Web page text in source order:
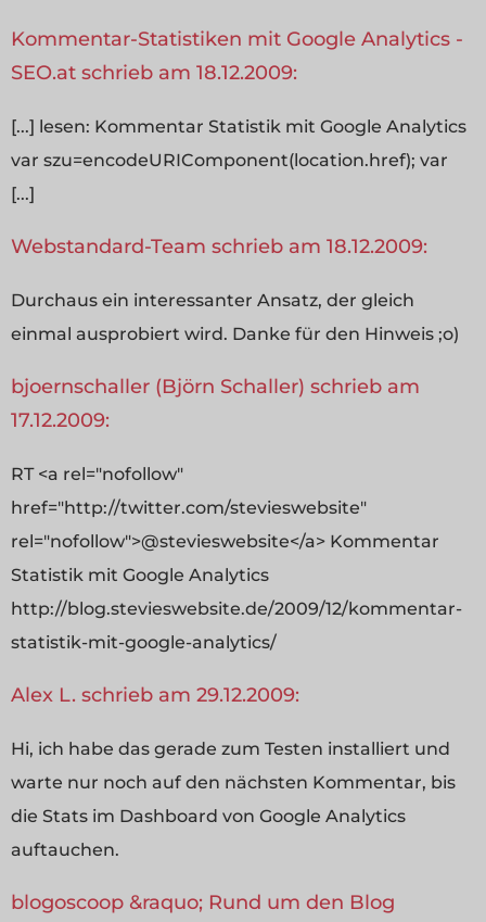
Kommentar-Statistiken mit Google Analytics -
SEO.at schrieb am 18.12.2009:
[...] lesen: Kommentar Statistik mit Google Analytics
var szu=encodeURIComponent(location.href); var
[...]
Webstandard-Team schrieb am 18.12.2009:
Durchaus ein interessanter Ansatz, der gleich
einmal ausprobiert wird. Danke für den Hinweis ;o)
bjoernschaller (Björn Schaller) schrieb am
17.12.2009:
RT <a rel="nofollow"
href="http://twitter.com/stevieswebsite"
rel="nofollow">@stevieswebsite</a> Kommentar
Statistik mit Google Analytics
http://blog.stevieswebsite.de/2009/12/kommentar-
statistik-mit-google-analytics/
Alex L. schrieb am 29.12.2009:
Hi, ich habe das gerade zum Testen installiert und
warte nur noch auf den nächsten Kommentar, bis
die Stats im Dashboard von Google Analytics
auftauchen.
blogoscoop &raquo; Rund um den Blog